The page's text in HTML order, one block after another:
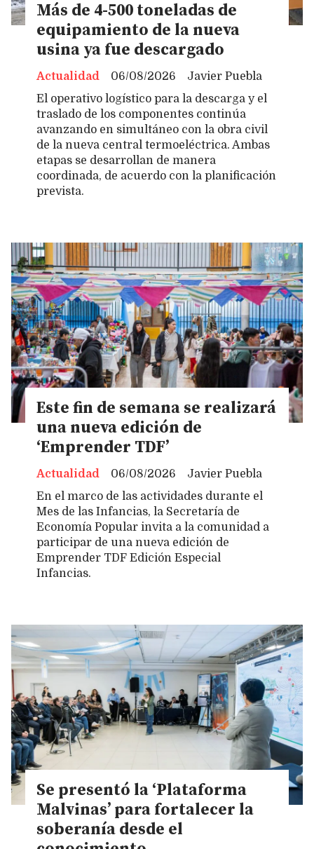
Más de 4-500 toneladas de
equipamiento de la nueva
usina ya fue descargado
Javier Puebla
Actualidad
06/08/2026
El operativo logístico para la descarga y el
traslado de los componentes continúa
avanzando en simultáneo con la obra civil
de la nueva central termoeléctrica. Ambas
etapas se desarrollan de manera
coordinada, de acuerdo con la planificación
prevista.
Este fin de semana se realizará
una nueva edición de
‘Emprender TDF’
Javier Puebla
Actualidad
06/08/2026
En el marco de las actividades durante el
Mes de las Infancias, la Secretaría de
Economía Popular invita a la comunidad a
participar de una nueva edición de
Emprender TDF Edición Especial
Infancias.
Se presentó la ‘Plataforma
Malvinas’ para fortalecer la
soberanía desde el